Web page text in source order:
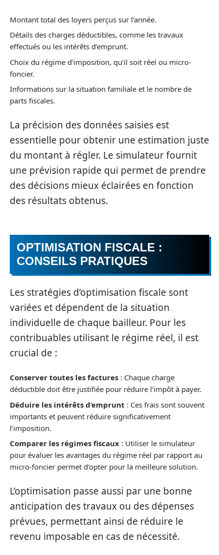
Montant total des loyers perçus sur l’année.
Détails des charges déductibles, comme les travaux
effectués ou les intérêts d’emprunt.
Choix du régime d’imposition, qu’il soit réel ou micro-
foncier.
Informations sur la situation familiale et le nombre de
parts fiscales.
La précision des données saisies est
essentielle pour obtenir une estimation juste
du montant à régler. Le simulateur fournit
une prévision rapide qui permet de prendre
des décisions mieux éclairées en fonction
des résultats obtenus.
OPTIMISATION FISCALE :
CONSEILS PRATIQUES
Les stratégies d’optimisation fiscale sont
variées et dépendent de la situation
individuelle de chaque bailleur. Pour les
contribuables utilisant le régime réel, il est
crucial de :
Conserver toutes les factures : Chaque charge
déductible doit être justifiée pour réduire l’impôt à payer.
Déduire les intérêts d’emprunt : Ces frais sont souvent
importants et peuvent réduire significativement
l’imposition.
Comparer les régimes fiscaux : Utiliser le simulateur
pour évaluer les avantages du régime réel par rapport au
micro-foncier permet d’opter pour la meilleure solution.
L’optimisation passe aussi par une bonne
anticipation des travaux ou des dépenses
prévues, permettant ainsi de réduire le
revenu imposable en cas de nécessité.